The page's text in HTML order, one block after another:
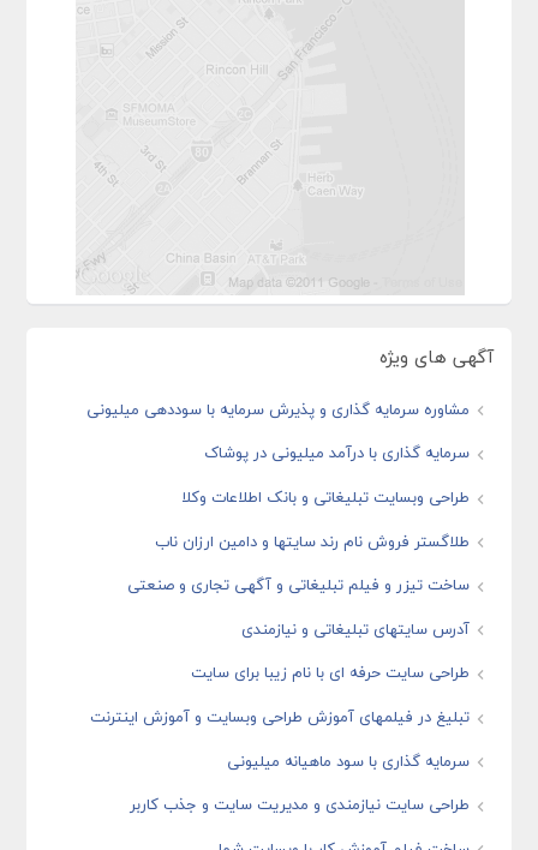
آگهی های ویژه
مشاوره سرمایه گذاری و پذیرش سرمایه با سوددهی میلیونی
سرمایه گذاری با درآمد میلیونی در پوشاک
طراحی وبسایت تبلیغاتی و بانک اطلاعات وکلا
طلاگستر فروش نام رند سایتها و دامین ارزان ناب
ساخت تیزر و فیلم تبلیغاتی و آگهی تجاری و صنعتی
آدرس سایتهای تبلیغاتی و نیازمندی
طراحی سایت حرفه ای با نام زیبا برای سایت
تبلیغ در فیلمهای آموزش طراحی وبسایت و آموزش اینترنت
سرمایه گذاری با سود ماهیانه میلیونی
طراحی سایت نیازمندی و مدیریت سایت و جذب کاربر